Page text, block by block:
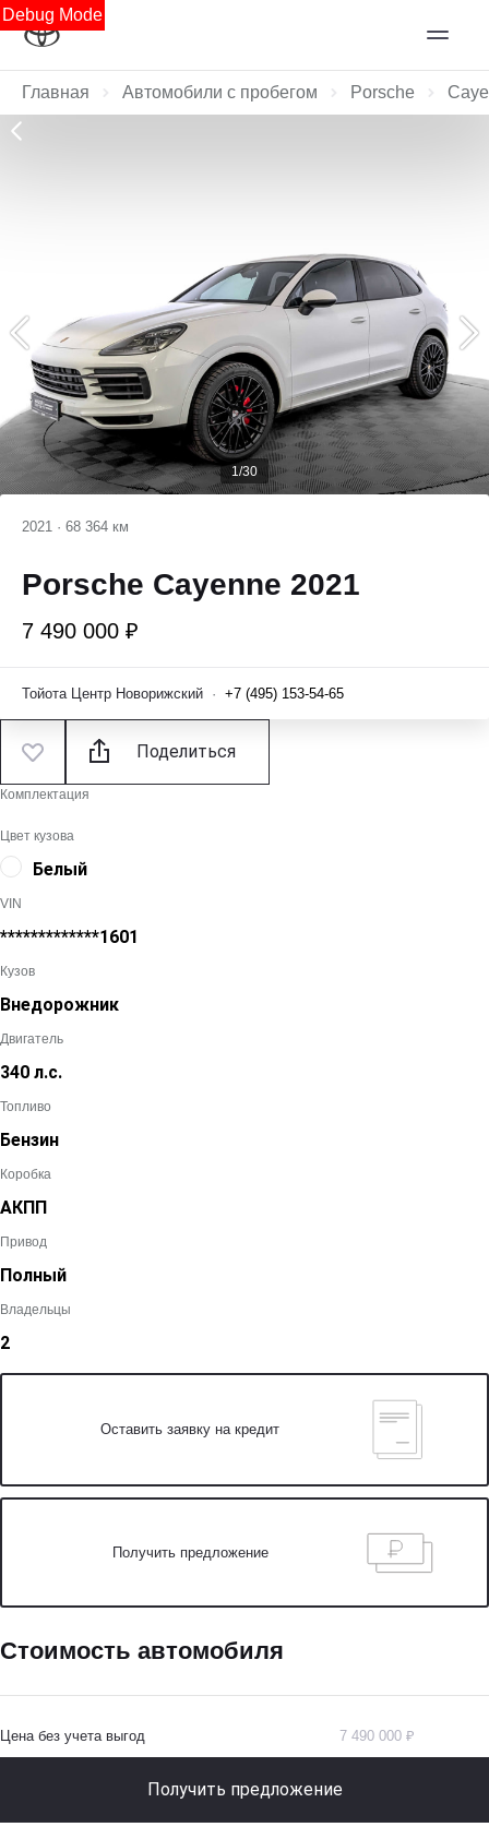
Debug Mode
Главная Автомобили с пробегом Porsche
1/30
2021 · 68 364 км
Porsche Cayenne 2021
7 490 000 ₽
Тойота Центр Новорижский · +7 (495) 153-54-65
Поделиться
Комплектация
Цвет кузова
Белый
VIN
*************1601
Кузов
Внедорожник
Двигатель
340 л.с.
Топливо
Бензин
Коробка
АКПП
Привод
Полный
Владельцы
2
Оставить заявку на кредит
Получить предложение
Стоимость автомобиля
Цена без учета выгод 7 490 000 ₽
Получить предложение